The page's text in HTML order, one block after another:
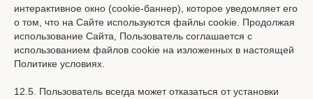
интерактивное окно (cookie-баннер), которое уведомляет его
о том, что на Сайте используются файлы cookie. Продолжая
использование Сайта, Пользователь соглашается с
использованием файлов cookie на изложенных в настоящей
Политике условиях.
12.5. Пользователь всегда может отказаться от установки